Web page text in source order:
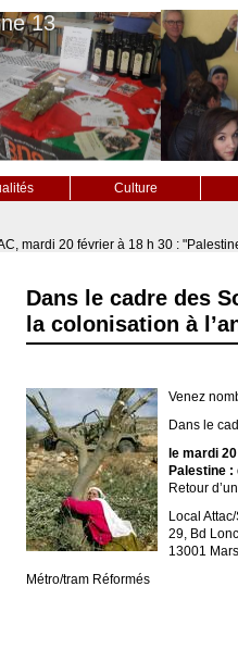
13
Culture
mardi 20 février à 18 h 30 :
Dans le cadre des
la colonisation à
Venez
Dans le
le mardi
Palestine :
Retour
Local
29, Bd
13001
Métro/tram Réformés